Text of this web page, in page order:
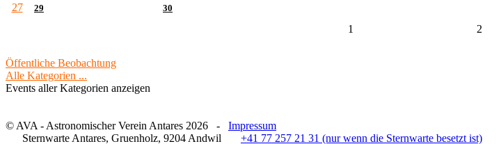
27 29 30
1 2
Öffentliche Beobachtung
Alle Kategorien ...
Events aller Kategorien anzeigen
© AVA - Astronomischer Verein Antares 2026 - Impressum
Sternwarte Antares, Gruenholz, 9204 Andwil
+41 77 257 21 31 (nur wenn die Sternwarte besetzt ist)